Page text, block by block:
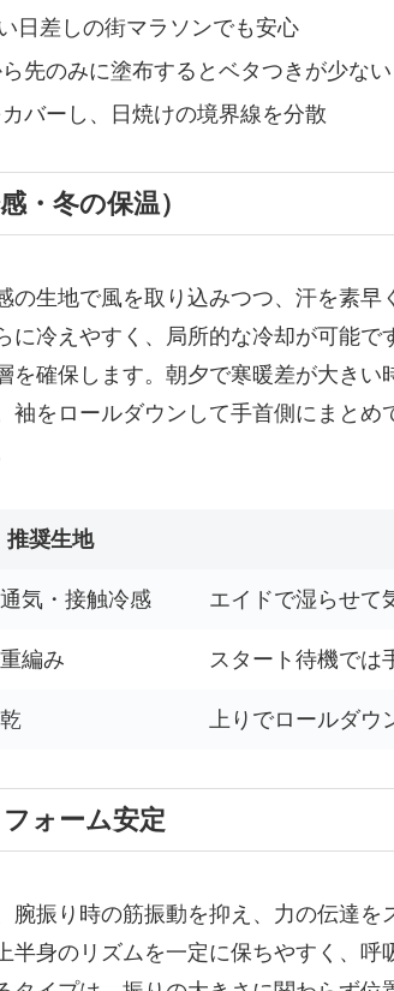
日差しの街マラソンでも安心
先のみに塗布するとベタつきが少ない
バーし、日焼けの境界線を分散
・冬の保温）
の生地で風を取り込みつつ、汗を素早
に冷えやすく、局所的な冷却が可能で
を確保します。朝夕で寒暖差が大きい
袖をロールダウンして手首側にまと
推奨生地
気・接触冷感 エイドで湿らせて
編み スタート待機では
上りでロールダ
ォーム安定
腕振り時の筋振動を抑え、力の伝達
半身のリズムを一定に保ちやすく、呼